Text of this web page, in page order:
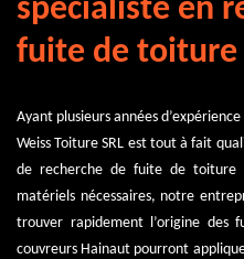
spécialiste en
fuite de toiture
Ayant plusieurs années
Weiss Toiture SRL est tout à fait
de recherche de fuite de toiture
matériels nécessaires, notre
trouver rapidement l’origine des
couvreurs Hainaut pourront